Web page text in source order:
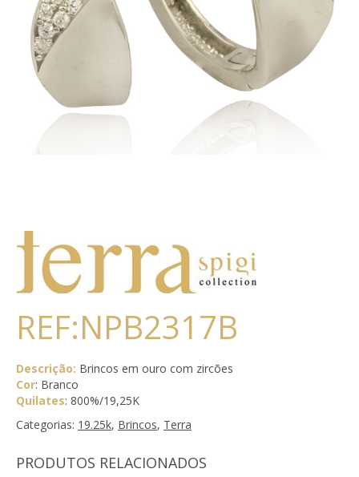
REF:NPB2317B
Descrição: Brincos em ouro com zircões
Cor: Branco
Quilates: 800%/19,25K
Categorias: 19.25k, Brincos, Terra
PRODUTOS RELACIONADOS